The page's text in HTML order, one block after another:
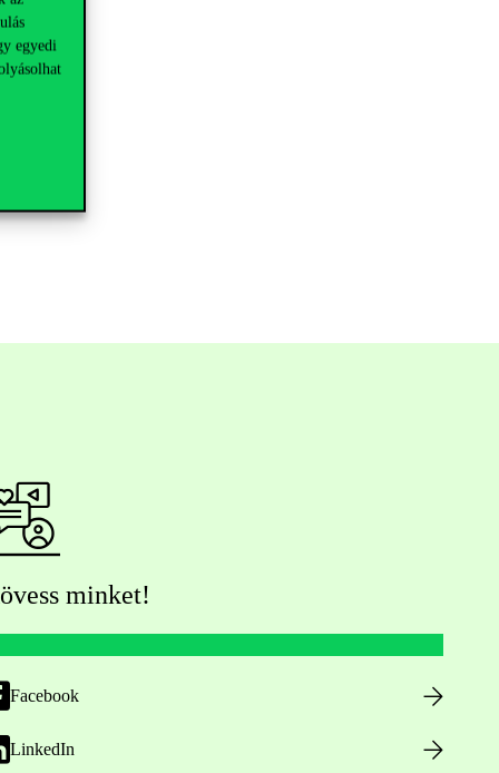
egyedi
minket!
Facebook
LinkedIn